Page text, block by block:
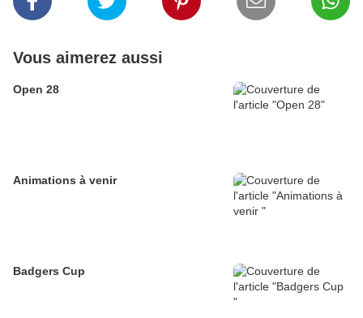
Vous aimerez aussi
Open 28
Animations à venir
Badgers Cup